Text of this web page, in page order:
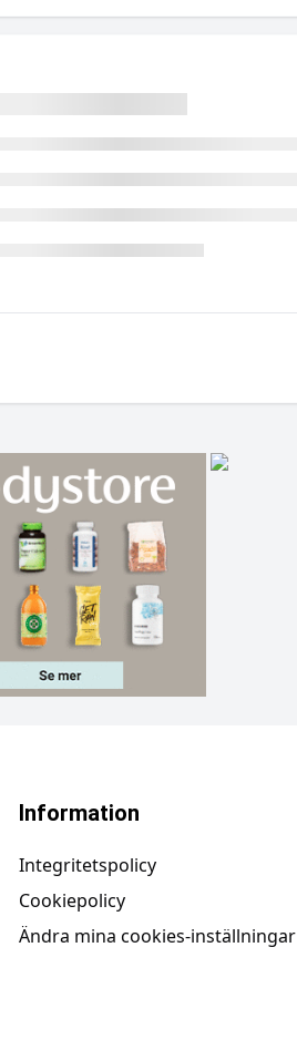
Information
Integritetspolicy
Cookiepolicy
Ändra mina cookies-inställningar